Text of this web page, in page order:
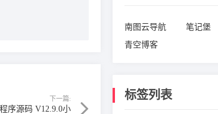
下一篇:
序源码 V12.9.0小
南图云导航 笔记堡
青空博客
标签列表